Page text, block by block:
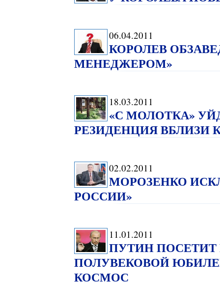
06.04.2011
КОРОЛЕВ
МЕНЕДЖЕРОМ»
18.03.2011
«С МОЛОТКА»
РЕЗИДЕНЦИЯ ВБЛИЗИ
02.02.2011
МОРОЗЕНКО
РОССИИ»
11.01.2011
ПУТИН ПОСЕТИТ
ПОЛУВЕКОВОЙ
КОСМОС